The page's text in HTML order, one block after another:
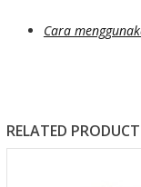
Cara
RELATED